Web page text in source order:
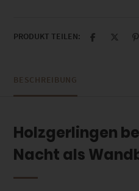
PRODUKT TEILEN:
BESCHREIBUNG
Holzgerlingen
Nacht als